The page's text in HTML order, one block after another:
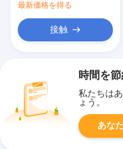
最新価格を得る
接触
時間を
私たちは
ょう。
あな